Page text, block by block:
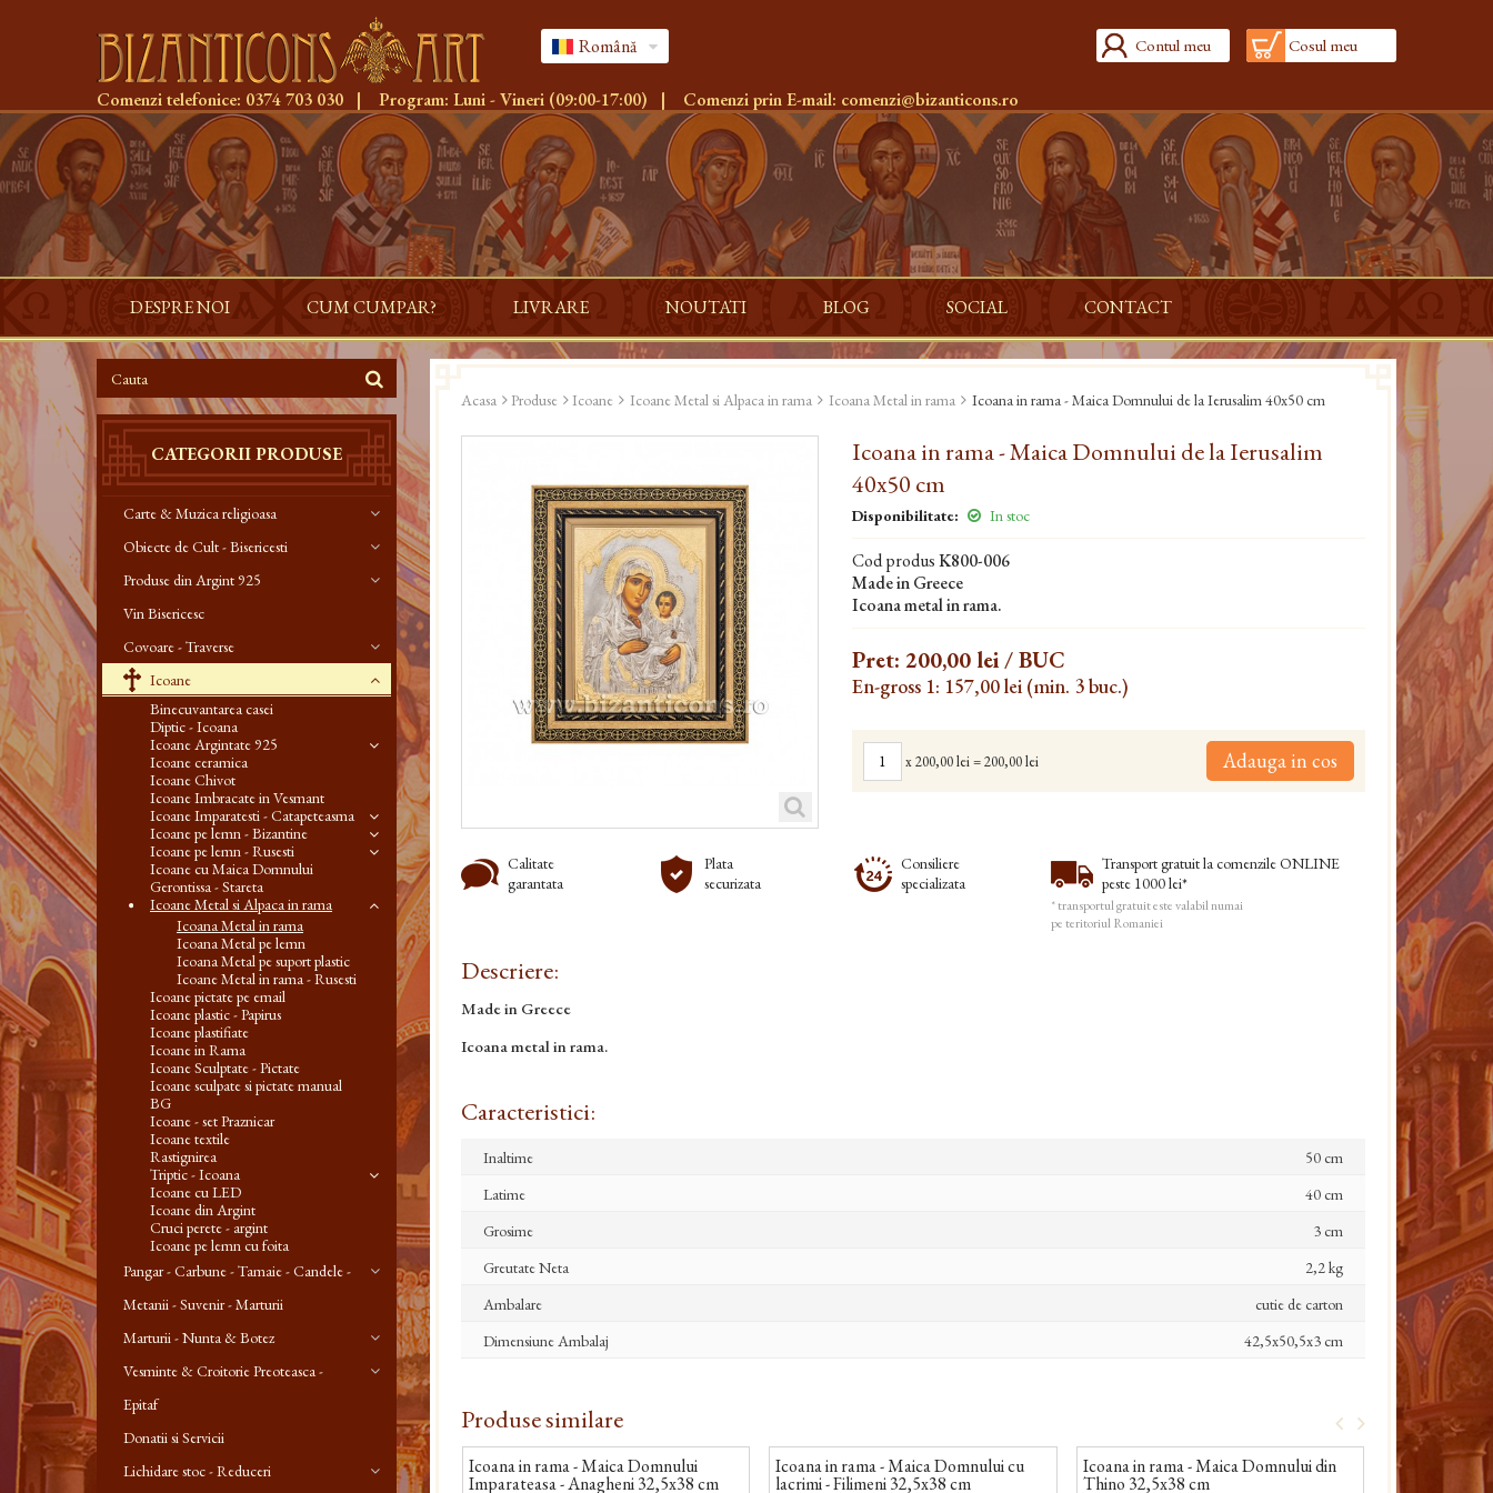
Română Contul meu Cosul meu
Comenzi telefonice: 0374 703 030 | Program: Luni - Vineri (09:00-17:00) | Comenzi prin E-mail: comenzi@bizanticons.ro
DESPRE NOI CUM CUMPAR? LIVRARE NOUTATI BLOG SOCIAL CONTACT
CATEGORII PRODUSE
Carte & Muzica religioasa
Obiecte de Cult - Bisericesti
Produse din Argint 925
Vin Bisericesc
Covoare - Traverse
Icoane
Binecuvantarea casei
Diptic - Icoana
Icoane Argintate 925
Icoane ceramica
Icoane Chivot
Icoane Imbracate in Vesmant
Icoane Imparatesti - Catapeteasma
Icoane pe lemn - Bizantine
Icoane pe lemn - Rusesti
Icoane cu Maica Domnului
Gerontissa - Stareta
Icoane Metal si Alpaca in rama
Icoana Metal in rama
Icoana Metal pe lemn
Icoana Metal pe suport plastic
Icoane Metal in rama - Rusesti
Icoane pictate pe email
Icoane plastic - Papirus
Icoane plastifiate
Icoane in Rama
Icoane Sculptate - Pictate
Icoane sculpate si pictate manual
BG
Icoane - set Praznicar
Icoane textile
Rastignirea
Triptic - Icoana
Icoane cu LED
Icoane din Argint
Cruci perete - argint
Icoane pe lemn cu foita
Pangar - Carbune - Tamaie - Candele -
Metanii - Suvenir - Marturii
Marturii - Nunta & Botez
Vesminte & Croitorie Preoteasca -
Epitaf
Donatii si Servicii
Lichidare stoc - Reduceri
Acasa Produse Icoane Icoane Metal si Alpaca in rama Icoana Metal in rama Icoana in rama - Maica Domnului de la Ierusalim 40x50 cm
Icoana in rama - Maica Domnului de la Ierusalim
40x50 cm
Disponibilitate: In stoc
Cod produsK800-006
Made in Greece
Icoana metal in rama.
Pret: 200,00 lei/ BUC
En-gross 1: 157,00 lei (min. 3 buc.)
x200,00 lei=200,00 lei Adauga in cos
Calitate
garantata
Plata
securizata
Consiliere
specializata
Transport gratuit la comenzile ONLINE
peste 1000 lei*
* transportul gratuit este valabil numai
pe teritoriul Romaniei
Descriere:
Made in Greece
Icoana metal in rama.
Caracteristici:
Inaltime
50 cm
Latime
40 cm
Grosime
3 cm
Greutate Neta
2,2 kg
Ambalare
cutie de carton
Dimensiune Ambalaj
42,5x50,5x3 cm
Produse similare
Icoana in rama - Maica Domnului
Imparateasa - Anagheni 32,5x38 cm
Icoana in rama - Maica Domnului cu
lacrimi - Filimeni 32,5x38 cm
Icoana in rama - Maica Domnului din
Thino 32,5x38 cm
Icoana in
Axionita